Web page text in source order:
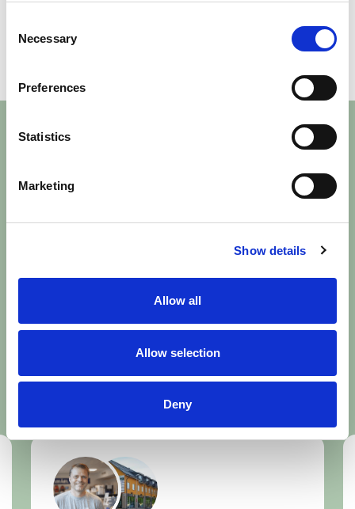
Selection
Necessary
Preferences
Statistics
Marketing
Show details
Allow all
Allow selection
Deny
Vi hjälper dig hitta rätt.
centralt belägna och historiska fastigheter, i både
letar efter, så matchar vi dig med lediga lokaler som
Kontakta oss